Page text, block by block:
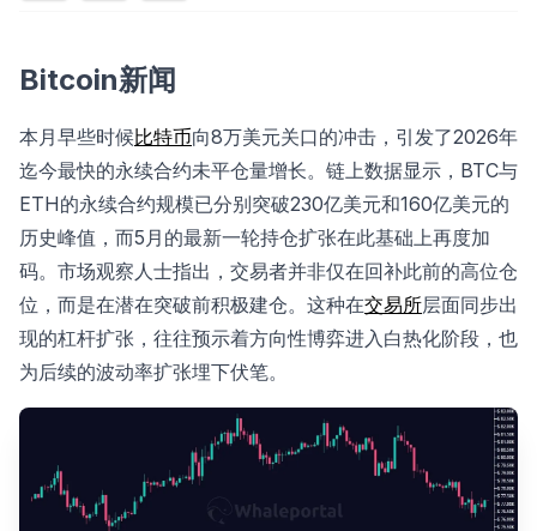
Bitcoin新闻
本月早些时候比特币向8万美元关口的冲击，引发了2026年
迄今最快的永续合约未平仓量增长。链上数据显示，BTC与
ETH的永续合约规模已分别突破230亿美元和160亿美元的
历史峰值，而5月的最新一轮持仓扩张在此基础上再度加
码。市场观察人士指出，交易者并非仅在回补此前的高位仓
位，而是在潜在突破前积极建仓。这种在交易所层面同步出
现的杠杆扩张，往往预示着方向性博弈进入白热化阶段，也
为后续的波动率扩张埋下伏笔。